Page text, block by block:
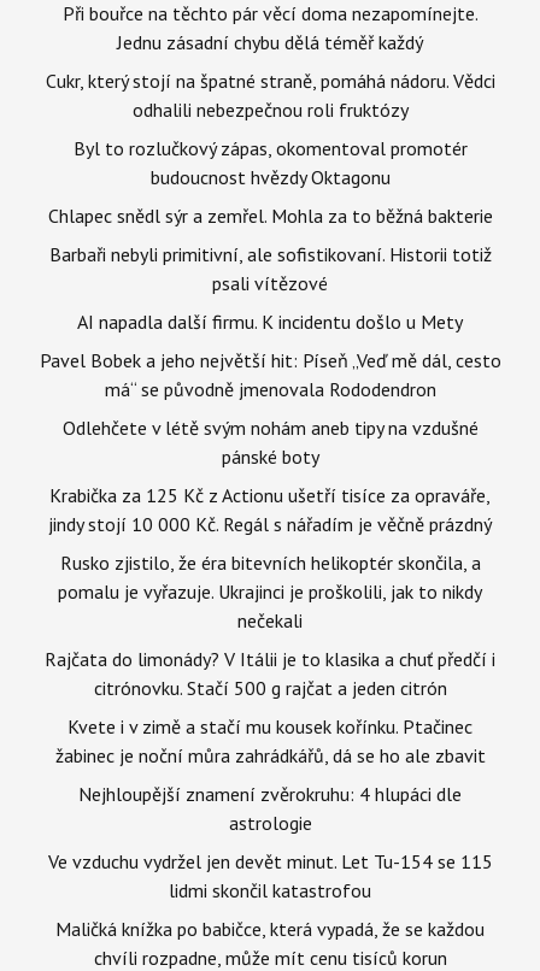
Při bouřce na těchto pár věcí doma nezapomínejte.
Jednu zásadní chybu dělá téměř každý
Cukr, který stojí na špatné straně, pomáhá nádoru. Vědci
odhalili nebezpečnou roli fruktózy
Byl to rozlučkový zápas, okomentoval promotér
budoucnost hvězdy Oktagonu
Chlapec snědl sýr a zemřel. Mohla za to běžná bakterie
Barbaři nebyli primitivní, ale sofistikovaní. Historii totiž
psali vítězové
AI napadla další firmu. K incidentu došlo u Mety
Pavel Bobek a jeho největší hit: Píseň „Veď mě dál, cesto
má“ se původně jmenovala Rododendron
Odlehčete v létě svým nohám aneb tipy na vzdušné
pánské boty
Krabička za 125 Kč z Actionu ušetří tisíce za opraváře,
jindy stojí 10 000 Kč. Regál s nářadím je věčně prázdný
Rusko zjistilo, že éra bitevních helikoptér skončila, a
pomalu je vyřazuje. Ukrajinci je proškolili, jak to nikdy
nečekali
Rajčata do limonády? V Itálii je to klasika a chuť předčí i
citrónovku. Stačí 500 g rajčat a jeden citrón
Kvete i v zimě a stačí mu kousek kořínku. Ptačinec
žabinec je noční můra zahrádkářů, dá se ho ale zbavit
Nejhloupější znamení zvěrokruhu: 4 hlupáci dle
astrologie
Ve vzduchu vydržel jen devět minut. Let Tu-154 se 115
lidmi skončil katastrofou
Maličká knížka po babičce, která vypadá, že se každou
chvíli rozpadne, může mít cenu tisíců korun